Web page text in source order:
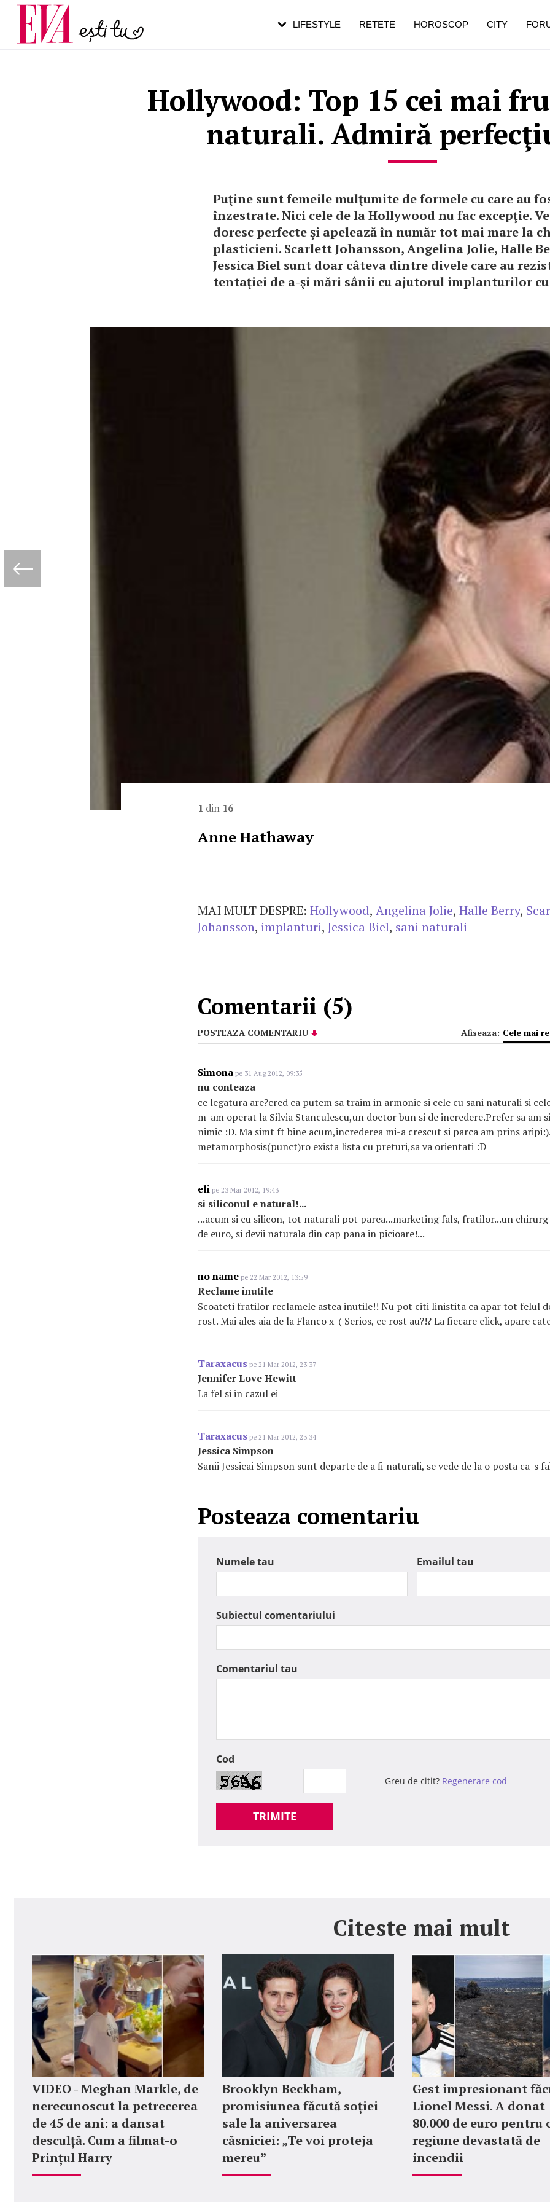
Hollywood: Top 15 cei mai
naturali. Admiră
Puţine sunt femeile mulţumite de formele cu care au
înzestrate. Nici cele de la Hollywood nu fac excepţie.
doresc perfecte şi apelează în număr tot mai mare la
plasticieni. Scarlett Johansson, Angelina Jolie, Halle
Jessica Biel sunt doar câteva dintre divele care au
tentaţiei de a-şi mări sânii cu ajutorul implanturilor
1 din 16
Anne Hathaway
MAI MULT DESPRE: Hollywood, Angelina Jolie, Halle Berry,
Johansson, implanturi, Jessica Biel, sani naturali
Comentarii (5)
POSTEAZA COMENTARIU Afiseaza: Cele mai
Simona pe 31 Aug 2012, 09:35
nu conteaza
ce legatura are?cred ca putem sa traim in armonie si cele cu sani naturali si
m-am operat la Silvia Stanculescu,un doctor bun si de incredere.Prefer sa am
nimic :D. Ma simt ft bine acum,increderea mi-a crescut si parca am prins
metamorphosis(punct)ro exista lista cu preturi,sa va orientati :D
eli pe 23 Mar 2012, 19:43
si siliconul e natural!...
...acum si cu silicon, tot naturali pot parea...marketing fals, fratilor...un chirurg
de euro, si devii naturala din cap pana in picioare!...
no name pe 22 Mar 2012, 13:59
Reclame inutile
Scoateti fratilor reclamele astea inutile!! Nu pot citi linistita ca apar tot felul
rost. Mai ales aia de la Flanco x-( Serios, ce rost au?!? La fiecare click, apare
Taraxacus pe 21 Mar 2012, 23:37
Jennifer Love Hewitt
La fel si in cazul ei
Taraxacus pe 21 Mar 2012, 23:34
Jessica Simpson
Sanii Jessicai Simpson sunt departe de a fi naturali, se vede de la o posta ca-s
Posteaza comentariu
Numele tau Emailul tau
Subiectul comentariului
Comentariul tau
Cod
Greu de citit? Regenerare cod
TRIMITE
Citeste mai mult
VIDEO - Meghan Markle, de
nerecunoscut la petrecerea
de 45 de ani: a dansat
desculță. Cum a filmat-o
Prințul Harry
Brooklyn Beckham,
promisiunea făcută soției
sale la aniversarea
căsniciei: „Te voi proteja
mereu”
Gest impresionant
Lionel Messi. A donat
80.000 de euro pentru
regiune devastată de
incendii
LIFESTYLE RETETE HOROSCOP CITY
Carieră
Actualitate
pe măsură ce înaintezi în vârstă
de dureroasă este investigația